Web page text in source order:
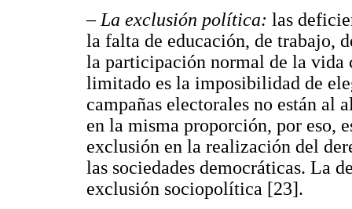
–La exclusión política: las
la falta de educación, de trabajo,
la participación normal de la
limitado es la imposibilidad de
campañas electorales no están al
en la misma proporción, por eso,
exclusión en la realización del
las sociedades democráticas. La
exclusión sociopolítica [23].